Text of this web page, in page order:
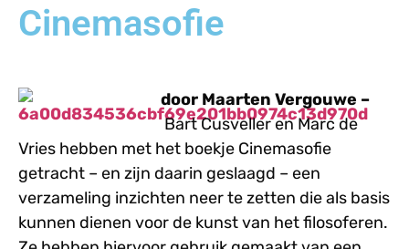
Cinemasofie
door Maarten Vergouwe –
Bart Cusveller en Marc de
Vries hebben met het boekje Cinemasofie
getracht – en zijn daarin geslaagd – een
verzameling inzichten neer te zetten die als basis
kunnen dienen voor de kunst van het filosoferen.